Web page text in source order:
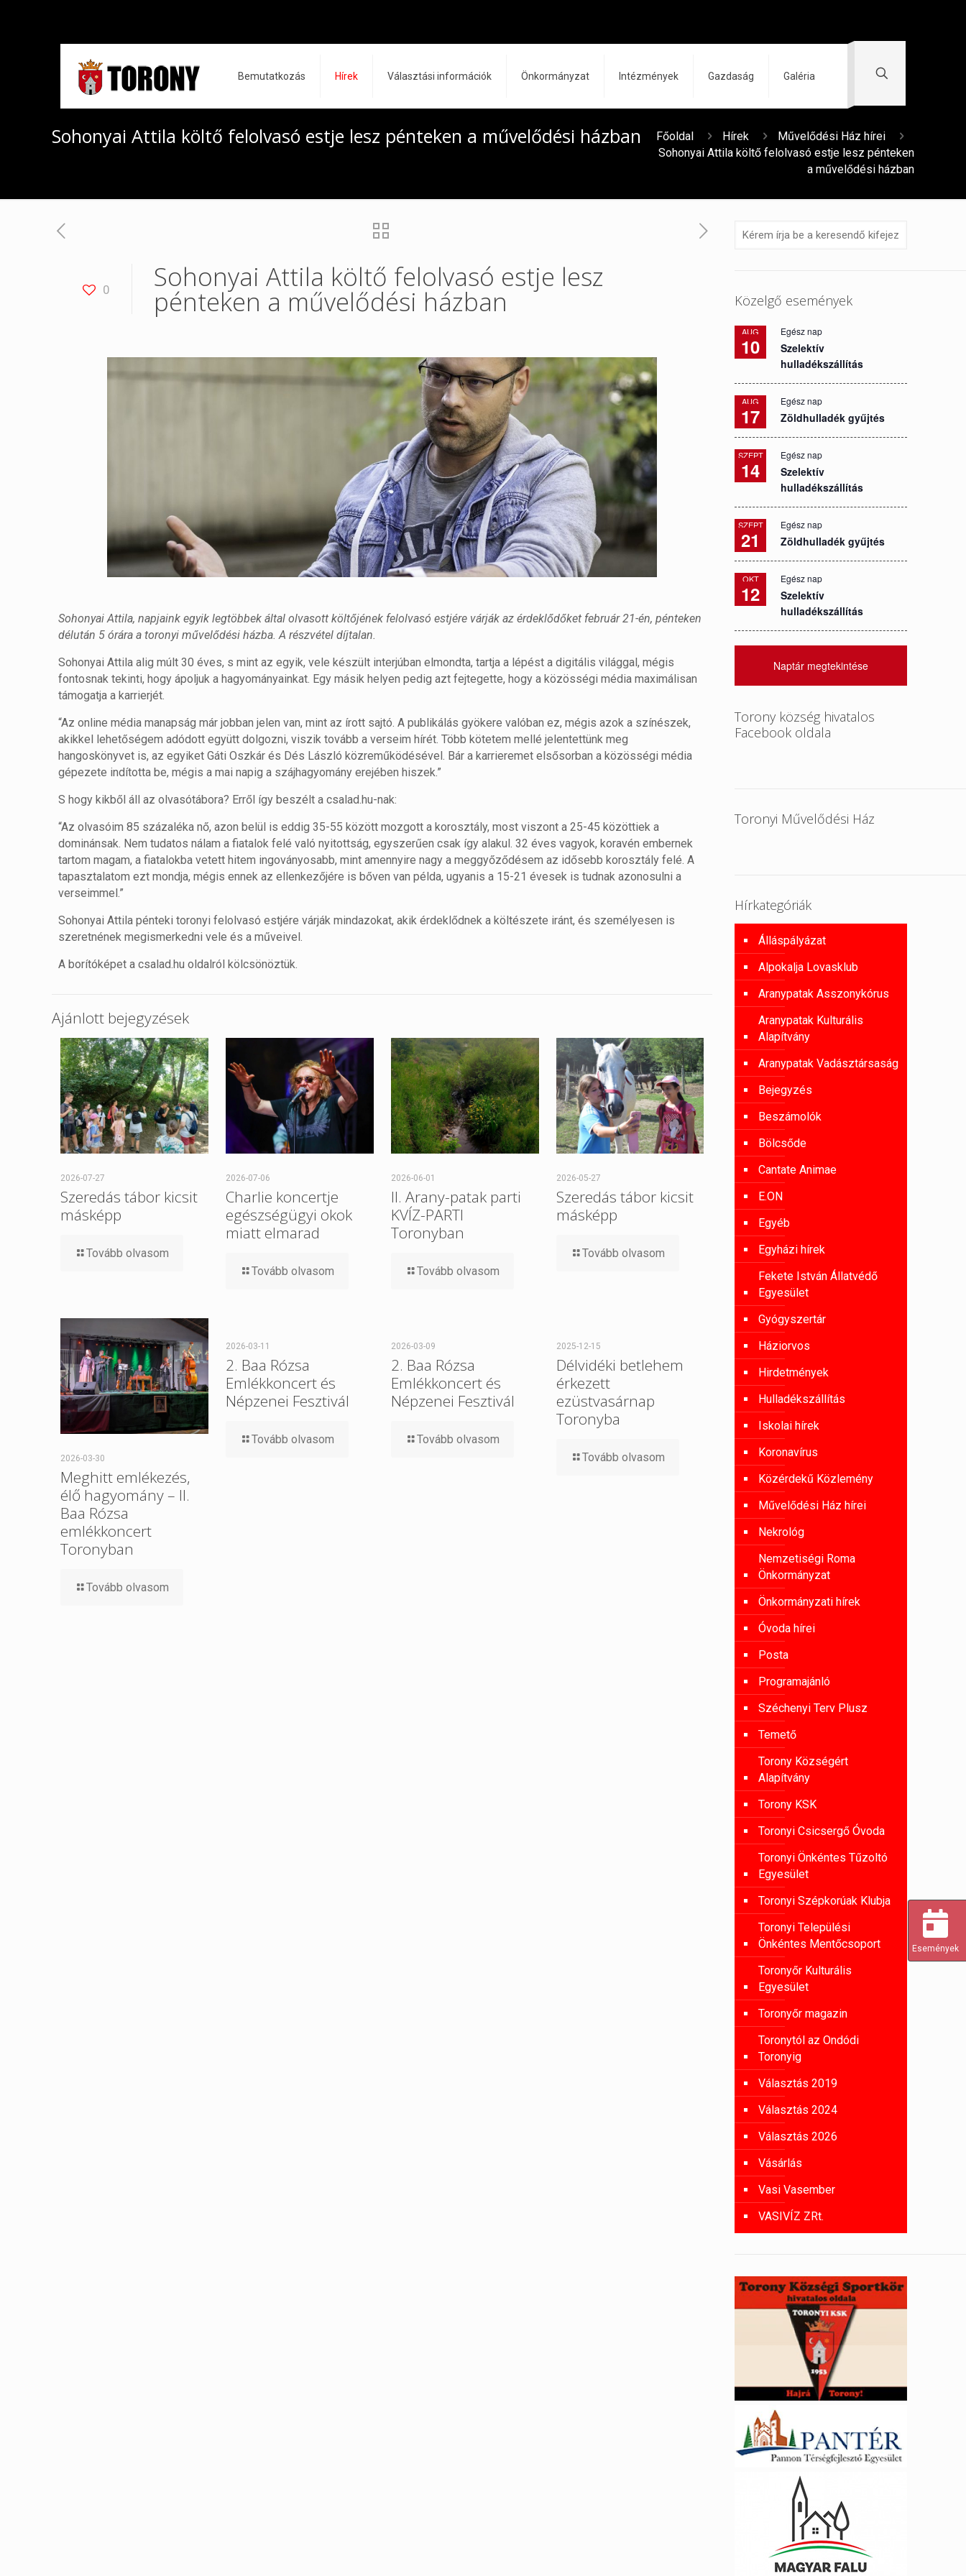
Bemutatkozás Hírek Választási információk Önkormányzat Intézmények Gazdaság Galéria
Sohonyai Attila költő felolvasó estje lesz pénteken a művelődési házban Főoldal Hírek
Művelődési Ház hírei
Sohonyai Attila költő felolvasó estje lesz pénteken
a művelődési házban
0 Sohonyai Attila költő felolvasó estje lesz
pénteken a művelődési házban
Sohonyai Attila, napjaink egyik legtöbbek által olvasott költőjének felolvasó estjére várják az érdeklődőket február 21-én, pénteken
délután 5 órára a toronyi művelődési házba. A részvétel díjtalan.
Sohonyai Attila alig múlt 30 éves, s mint az egyik, vele készült interjúban elmondta, tartja a lépést a digitális világgal, mégis
fontosnak tekinti, hogy ápoljuk a hagyományainkat. Egy másik helyen pedig azt fejtegette, hogy a közösségi média maximálisan
támogatja a karrierjét.
“Az online média manapság már jobban jelen van, mint az írott sajtó. A publikálás gyökere valóban ez, mégis azok a színészek,
akikkel lehetőségem adódott együtt dolgozni, viszik tovább a verseim hírét. Több kötetem mellé jelentettünk meg
hangoskönyvet is, az egyiket Gáti Oszkár és Dés László közreműködésével. Bár a karrieremet elsősorban a közösségi média
gépezete indította be, mégis a mai napig a szájhagyomány erejében hiszek.”
S hogy kikből áll az olvasótábora? Erről így beszélt a csalad.hu-nak:
“Az olvasóim 85 százaléka nő, azon belül is eddig 35-55 között mozgott a korosztály, most viszont a 25-45 közöttiek a
dominánsak. Nem tudatos nálam a fiatalok felé való nyitottság, egyszerűen csak így alakul. 32 éves vagyok, koravén embernek
tartom magam, a fiatalokba vetett hitem ingoványosabb, mint amennyire nagy a meggyőződésem az idősebb korosztály felé. A
tapasztalatom ezt mondja, mégis ennek az ellenkezőjére is bőven van példa, ugyanis a 15-21 évesek is tudnak azonosulni a
verseimmel.”
Sohonyai Attila pénteki toronyi felolvasó estjére várják mindazokat, akik érdeklődnek a költészete iránt, és személyesen is
szeretnének megismerkedni vele és a műveivel.
A borítóképet a csalad.hu oldalról kölcsönöztük.
Ajánlott bejegyzések
2026-07-27
Szeredás tábor kicsit
másképp
Tovább olvasom
2026-07-06
Charlie koncertje
egészségügyi okok
miatt elmarad
Tovább olvasom
2026-06-01
II. Arany-patak parti
KVÍZ-PARTI
Toronyban
Tovább olvasom
2026-05-27
Szeredás tábor kicsit
másképp
Tovább olvasom
2026-03-30
Meghitt emlékezés,
élő hagyomány – II.
Baa Rózsa
emlékkoncert
Toronyban
Tovább olvasom
2026-03-11
2. Baa Rózsa
Emlékkoncert és
Népzenei Fesztivál
Tovább olvasom
2026-03-09
2. Baa Rózsa
Emlékkoncert és
Népzenei Fesztivál
Tovább olvasom
2025-12-15
Délvidéki betlehem
érkezett
ezüstvasárnap
Toronyba
Tovább olvasom
Közelgő események
AUG
10
Egész nap
Szelektív
hulladékszállítás
AUG
17
Egész nap
Zöldhulladék gyűjtés
SZEPT
14
Egész nap
Szelektív
hulladékszállítás
SZEPT
21
Egész nap
Zöldhulladék gyűjtés
OKT
12
Egész nap
Szelektív
hulladékszállítás
Naptár megtekintése
Torony község hivatalos
Facebook oldala
Toronyi Művelődési Ház
Hírkategóriák
Álláspályázat
Alpokalja Lovasklub
Aranypatak Asszonykórus
Aranypatak Kulturális
Alapítvány
Aranypatak Vadásztársaság
Bejegyzés
Beszámolók
Bölcsőde
Cantate Animae
E.ON
Egyéb
Egyházi hírek
Fekete István Állatvédő
Egyesület
Gyógyszertár
Háziorvos
Hirdetmények
Hulladékszállítás
Iskolai hírek
Koronavírus
Közérdekű Közlemény
Művelődési Ház hírei
Nekrológ
Nemzetiségi Roma
Önkormányzat
Önkormányzati hírek
Óvoda hírei
Posta
Programajánló
Széchenyi Terv Plusz
Temető
Torony Községért
Alapítvány
Torony KSK
Toronyi Csicsergő Óvoda
Toronyi Önkéntes Tűzoltó
Egyesület
Toronyi Szépkorúak Klubja
Toronyi Települési
Önkéntes Mentőcsoport
Toronyőr Kulturális
Egyesület
Toronyőr magazin
Toronytól az Ondódi
Toronyig
Választás 2019
Választás 2024
Választás 2026
Vásárlás
Vasi Vasember
VASIVÍZ ZRt.
Események